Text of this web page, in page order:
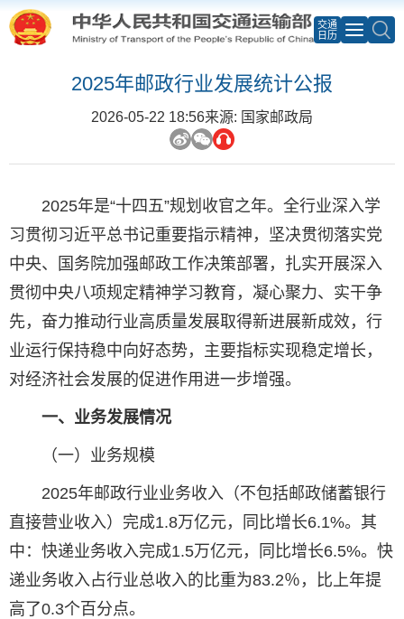
交通
日历
2025年邮政行业发展统计公报
2026-05-22 18:56来源: 国家邮政局
2025年是“十四五”规划收官之年。全行业深入学
习贯彻习近平总书记重要指示精神，坚决贯彻落实党
中央、国务院加强邮政工作决策部署，扎实开展深入
贯彻中央八项规定精神学习教育，凝心聚力、实干争
先，奋力推动行业高质量发展取得新进展新成效，行
业运行保持稳中向好态势，主要指标实现稳定增长，
对经济社会发展的促进作用进一步增强。
一、业务发展情况
（一）业务规模
2025年邮政行业业务收入（不包括邮政储蓄银行
直接营业收入）完成1.8万亿元，同比增长6.1%。其
中：快递业务收入完成1.5万亿元，同比增长6.5%。快
递业务收入占行业总收入的比重为83.2％，比上年提
高了0.3个百分点。